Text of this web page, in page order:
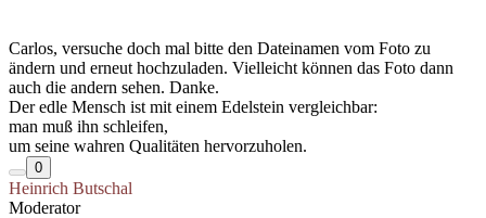
Carlos, versuche doch mal bitte den Dateinamen vom Foto zu
ändern und erneut hochzuladen. Vielleicht können das Foto dann
auch die andern sehen. Danke.
Der edle Mensch ist mit einem Edelstein vergleichbar:
man muß ihn schleifen,
um seine wahren Qualitäten hervorzuholen.
0
Heinrich Butschal
Moderator